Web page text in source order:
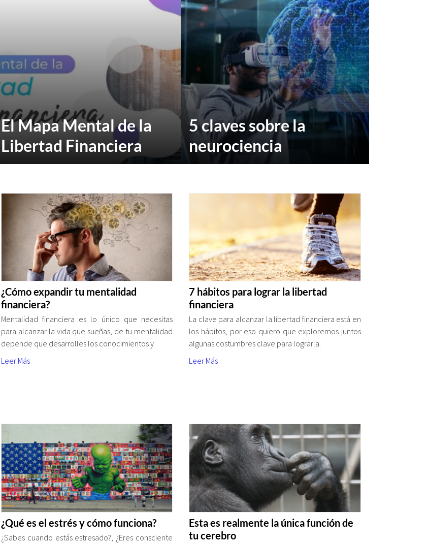
El Mapa Mental de la
Libertad Financiera
5 claves sobre la
neurociencia
¿Cómo expandir tu mentalidad
financiera?
Mentalidad financiera es lo único que necesitas
para alcanzar la vida que sueñas, de tu mentalidad
depende que desarrolles los conocimientos y
Leer Más
7 hábitos para lograr la libertad
financiera
La clave para alcanzar la libertad financiera está en
los hábitos, por eso quiero que exploremos juntos
algunas costumbres clave para lograrla.
Leer Más
¿Qué es el estrés y cómo funciona?
¿Sabes cuando estás estresado?, ¿Eres consciente
Esta es realmente la única función de
tu cerebro